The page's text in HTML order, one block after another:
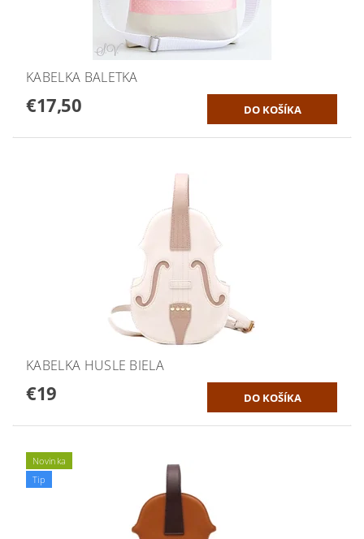
KABELKA BALETKA
€17,50
KABELKA HUSLE BIELA
€19
Novinka
Tip